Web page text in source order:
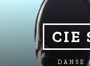
NAVIGATION
CONTENT
CIE
DANSE